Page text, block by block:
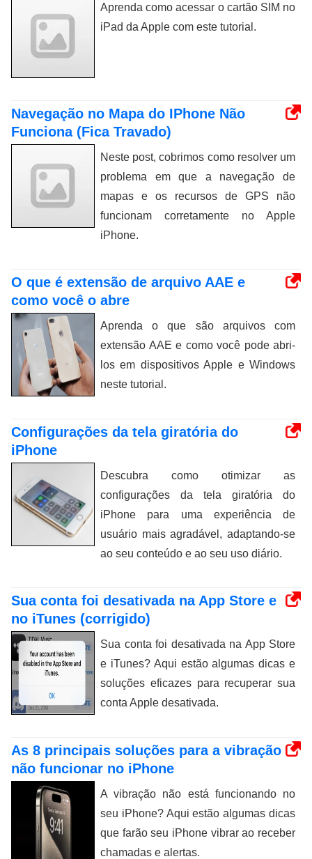
Aprenda como acessar o cartão SIM no
iPad da Apple com este tutorial.
Navegação no Mapa do IPhone Não
Funciona (Fica Travado)
Neste post, cobrimos como resolver um
problema em que a navegação de
mapas e os recursos de GPS não
funcionam corretamente no Apple
iPhone.
O que é extensão de arquivo AAE e
como você o abre
Aprenda o que são arquivos com
extensão AAE e como você pode abri-
los em dispositivos Apple e Windows
neste tutorial.
Configurações da tela giratória do
iPhone
Descubra como otimizar as
configurações da tela giratória do
iPhone para uma experiência de
usuário mais agradável, adaptando-se
ao seu conteúdo e ao seu uso diário.
Sua conta foi desativada na App Store e
no iTunes (corrigido)
Sua conta foi desativada na App Store
e iTunes? Aqui estão algumas dicas e
soluções eficazes para recuperar sua
conta Apple desativada.
As 8 principais soluções para a vibração
não funcionar no iPhone
A vibração não está funcionando no
seu iPhone? Aqui estão algumas dicas
que farão seu iPhone vibrar ao receber
chamadas e alertas.